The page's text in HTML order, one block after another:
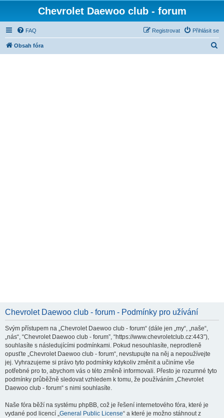
Chevrolet Daewoo club - forum
FAQ Přihlásit se
Registrovat
Obsah fóra
Chevrolet Daewoo club - forum - Podmínky pro užívání
Svým přístupem na „Chevrolet Daewoo club - forum“ (dále jen „my“, „naše“,
„nás“, “Chevrolet Daewoo club - forum”, “https://www.chevroletclub.cz:443”),
souhlasíte s následujícími podmínkami. Pokud nesouhlasíte, neprodleně
opusťte „Chevrolet Daewoo club - forum“, nevstupujte na něj a nepoužívejte
jej. Vyhrazujeme si právo tyto podmínky kdykoliv změnit a učiníme vše
potřebné pro to, abychom vás o této změně informovali. Přesto je rozumné tyto
podmínky průběžně sledovat vzhledem k tomu, že používáním „Chevrolet
Daewoo club - forum“ s nimi souhlasíte.
Naše fóra běží na systému phpBB, což je řešení internetového fóra, které je
vydané pod licencí „General Public License“ a které je možno stáhnout z